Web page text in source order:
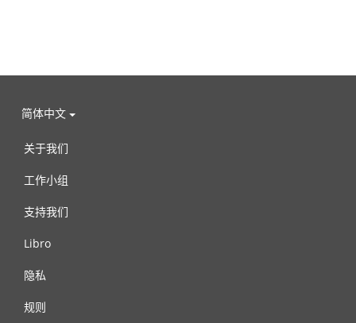
简体中文
关于我们
工作小组
支持我们
Libro
隐私
规则